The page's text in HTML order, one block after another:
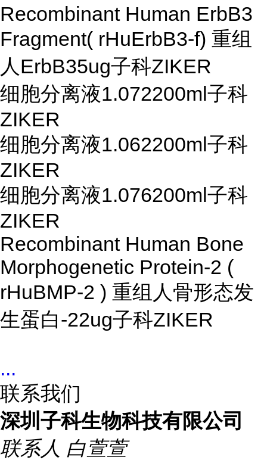
Recombinant Human ErbB3
Fragment( rHuErbB3-f) 重组
人ErbB35ug子科ZIKER
细胞分离液1.072200ml子科
ZIKER
细胞分离液1.062200ml子科
ZIKER
细胞分离液1.076200ml子科
ZIKER
Recombinant Human Bone
Morphogenetic Protein-2 (
rHuBMP-2 ) 重组人骨形态发
生蛋白-22ug子科ZIKER
...
联系我们
深圳子科生物科技有限公司
联系人 白萱萱